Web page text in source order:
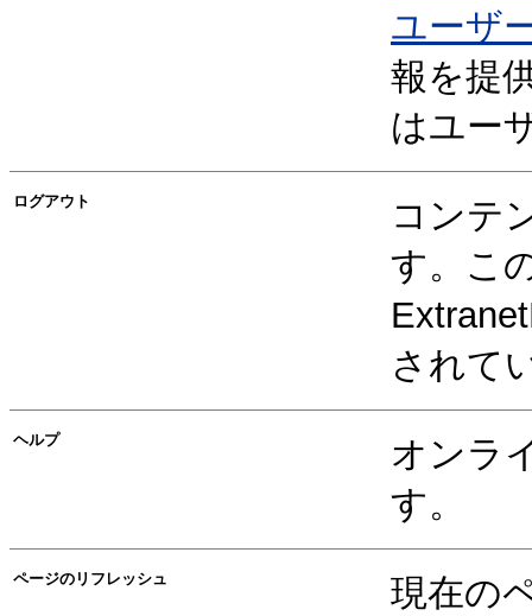
ユーザ
報を提
はユー
ログアウト
コンテ
す。こ
されて
ヘルプ
オンラ
す。
ページのリフレッシュ 現在の